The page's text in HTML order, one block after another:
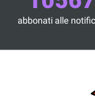
abbonati alle